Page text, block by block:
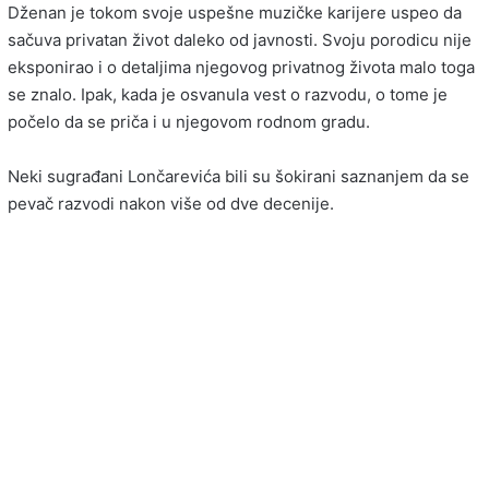
Dženan je tokom svoje uspešne muzičke karijere uspeo da
sačuva privatan život daleko od javnosti. Svoju porodicu nije
eksponirao i o detaljima njegovog privatnog života malo toga
se znalo. Ipak, kada je osvanula vest o razvodu, o tome je
počelo da se priča i u njegovom rodnom gradu.
Neki sugrađani Lončarevića bili su šokirani saznanjem da se
pevač razvodi nakon više od dve decenije.